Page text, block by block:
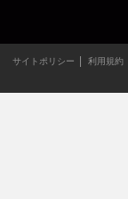
サイトポリシー 利用規約